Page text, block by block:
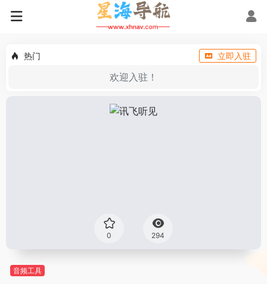
热门 立即入驻
欢迎入驻！
0 294
音频工具